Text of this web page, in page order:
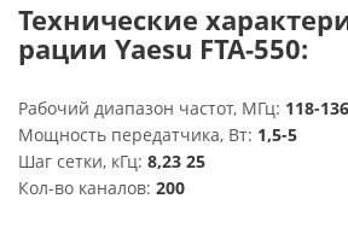
Технические
рации Yaesu FTA-550:
Рабочий диапазон частот, МГц: 118-136
Мощность передатчика, Вт: 1,5-5
Шаг сетки, кГц: 8,23 25
Кол-во каналов: 200